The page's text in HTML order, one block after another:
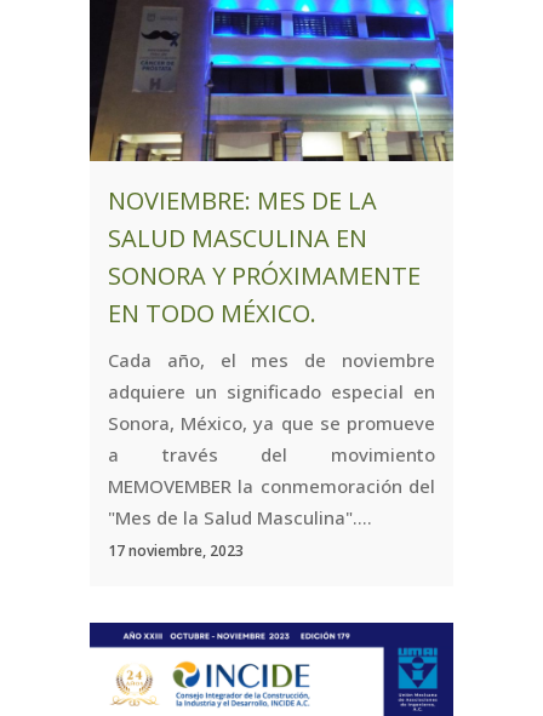
NOVIEMBRE: MES DE LA
SALUD MASCULINA EN
SONORA Y PRÓXIMAMENTE
EN TODO MÉXICO.
Cada año, el mes de noviembre
adquiere un significado especial en
Sonora, México, ya que se promueve
a través del movimiento
MEMOVEMBER la conmemoración del
"Mes de la Salud Masculina"....
17 noviembre, 2023